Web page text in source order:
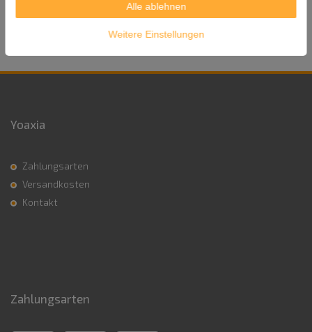
Yoaxia
Zahlungsarten
Versandkosten
Kontakt
Zahlungsarten
Alle ablehnen
Weitere Einstellungen